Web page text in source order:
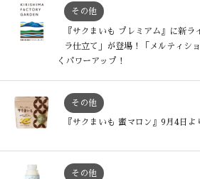
その他
『サクまいも プレミアム』に新ラ
ラ仕立て」が登場！「メルティシ
くパワーアップ！
その他
『サクまいも 蜜マロン』9月4日よ
その他